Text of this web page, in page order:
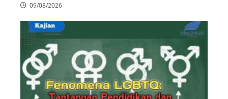
09/08/2026